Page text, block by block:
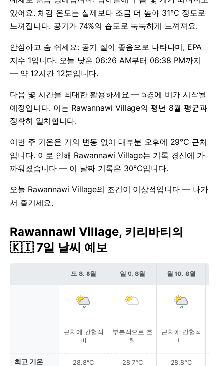
있어요. 체감 온도는 실제보다 조금 더 높아 31°C 정도로
느껴집니다. 공기가 74%의 습도로 눅눅하게 느껴져요.
안심하고 숨 쉬세요: 공기 질이 좋음으로 나타나며, EPA
지수 1입니다. 오늘 낮은 06:26 AM부터 06:38 PM까지
— 약 12시간 12분입니다.
다음 몇 시간을 최대한 활용하세요 — 5경에 비가 시작될
예정입니다. 이는 Rawannawi Village의 평년 8월 평균과
정확히 일치합니다.
이번 주 기온은 거의 변동 없이 대부분 오후에 29°C 근처
입니다. 이로 인해 Rawannawi Village는 기록 경신에 가
까워졌습니다 — 이 날짜 기록은 30°C입니다.
오늘 Rawannawi Village의 조건이 이상적입니다 — 나가
서 즐기세요.
Rawannawi Village, 키리바티의
🇰🇮 7일 날씨 예보
최고 기온
토 8. 8월
근처에 간헐적
비
28.8°C
일 9. 8월
부분적으로 흐
림
28.7°C
월 10. 8월
근처에 간헐적
비
28.8°C